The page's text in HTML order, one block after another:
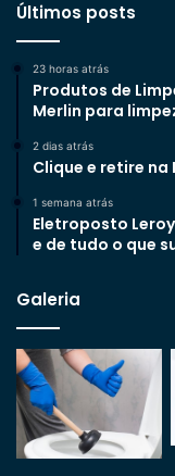
Últimos posts
23 horas atrás
Produtos de
Merlin para
2 dias atrás
Clique e retire na
1 semana atrás
Eletroposto
e de tudo o que
Galeria